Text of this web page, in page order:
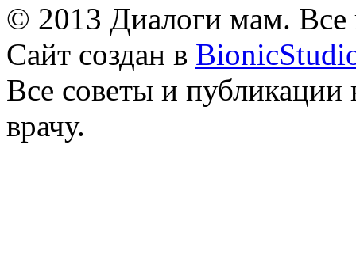
© 2013 Диалоги мам.
Сайт создан в
Все советы и публикации
врачу.